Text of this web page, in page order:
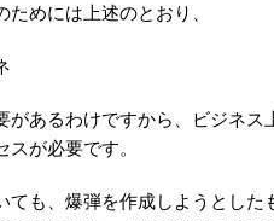
めには上述のとおり、
があるわけですから、ビジネス
が必要です。
も、爆弾を作成しようとした